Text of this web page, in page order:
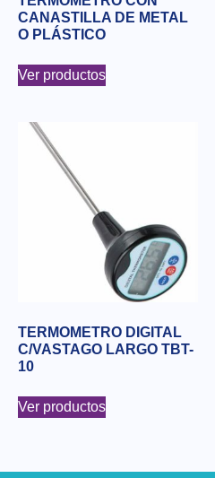
CANASTILLA DE METAL
O PLÁSTICO
Ver productos
TERMOMETRO DIGITAL
C/VASTAGO LARGO TBT-
10
Ver productos